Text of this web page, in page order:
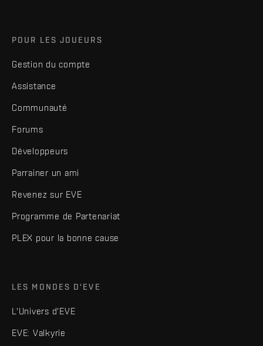
POUR LES JOUEURS
Gestion du compte
Assistance
Communauté
Forums
Développeurs
Parrainer un ami
Revenez sur EVE
Programme de Partenariat
PLEX pour la bonne cause
LES MONDES D'EVE
L'Univers d'EVE
EVE: Valkyrie